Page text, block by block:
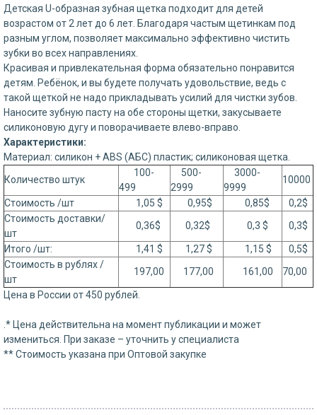
Детская U-образная зубная щетка подходит для детей
возрастом от 2 лет до 6 лет. Благодаря частым щетинкам под
разным углом, позволяет максимально эффективно чистить
зубки во всех направлениях.
Красивая и привлекательная форма обязательно понравится
детям. Ребёнок, и вы будете получать удовольствие, ведь с
такой щеткой не надо прикладывать усилий для чистки зубов.
Наносите зубную пасту на обе стороны щетки, закусываете
силиконовую дугу и поворачиваете влево-вправо.
Характеристики:
Материал: силикон + ABS (АБС) пластик; силиконовая щетка.
Количество штук
100-
499
500-
2999
3000-
9999
10000
Стоимость /шт 1,05 $ 0,95$ 0,85$
0,2$
Стоимость доставки/
шт
0,36$ 0,32$ 0,3 $ 0,3$
Итого /шт: 1,41 $ 1,27 $ 1,15 $
0,5$
Стоимость в рублях /
шт
197,00 177,00 161,00 70,00
Цена в России от 450 рублей.
.* Цена действительна на момент публикации и может
измениться. При заказе – уточнить у специалиста
** Стоимость указана при Оптовой закупке